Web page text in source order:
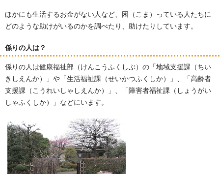
ほかにも生活するお金がない人など、困（こま）っている人たちに
どのような助けがいるのかを調べたり、助けたりしています。
係りの人は？
係りの人は健康福祉部（けんこうふくしぶ）の「地域支援課（ちい
きしえんか）」や「生活福祉課（せいかつふくしか）」、「高齢者
支援課（こうれいしゃしえんか）」、「障害者福祉課（しょうがい
しゃふくしか）」などにいます。